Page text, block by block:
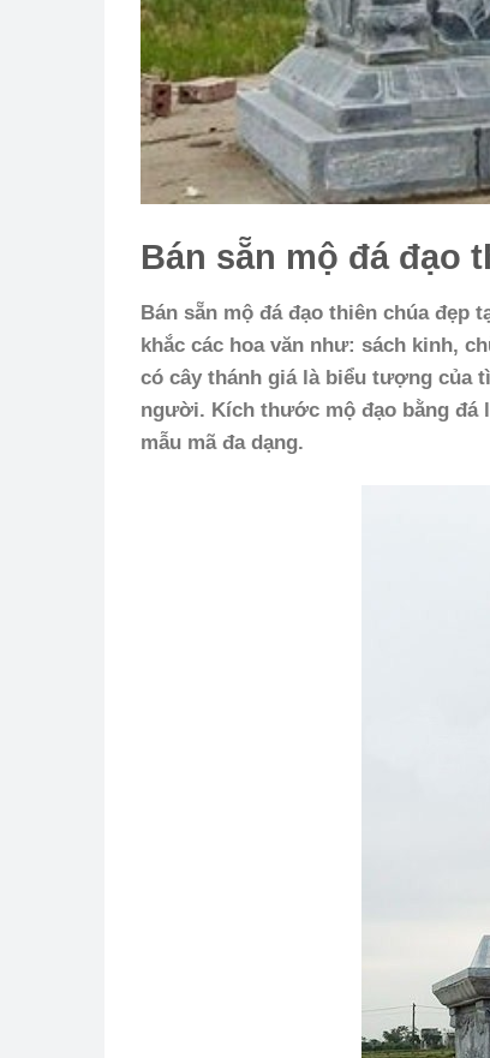
Bán sẵn mộ đá đạo
Bán sẵn mộ đá đạo thiên chúa đẹp
khắc các hoa văn như: sách kinh,
có cây thánh giá là biểu tượng của
người. Kích thước mộ đạo bằng
mẫu mã đa dạng.